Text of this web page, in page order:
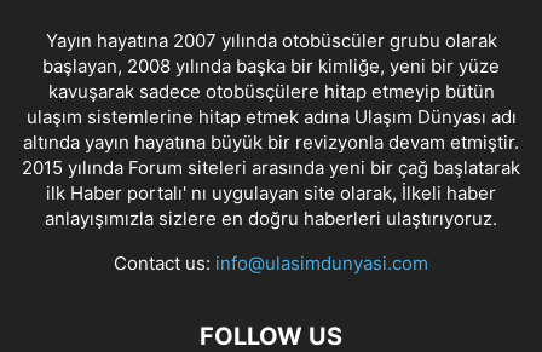
Yayın hayatına 2007 yılında otobüscüler grubu olarak
başlayan, 2008 yılında başka bir kimliğe, yeni bir yüze
kavuşarak sadece otobüsçülere hitap etmeyip bütün
ulaşım sistemlerine hitap etmek adına Ulaşım Dünyası adı
altında yayın hayatına büyük bir revizyonla devam etmiştir.
2015 yılında Forum siteleri arasında yeni bir çağ başlatarak
ilk Haber portalı' nı uygulayan site olarak, İlkeli haber
anlayışımızla sizlere en doğru haberleri ulaştırıyoruz.
Contact us: info@ulasimdunyasi.com
FOLLOW US